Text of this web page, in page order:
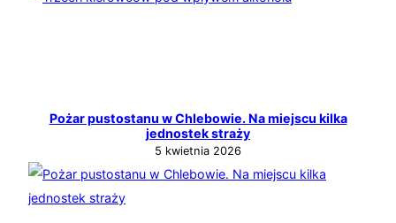
Pożar pustostanu w Chlebowie. Na miejscu kilka
jednostek straży
5 kwietnia 2026